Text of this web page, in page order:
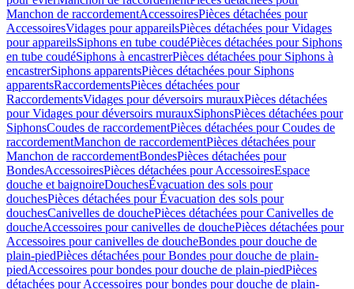
Manchon de raccordementAccessoiresPièces détachées pour
AccessoiresVidages pour appareilsPièces détachées pour Vidages
pour appareilsSiphons en tube coudéPièces détachées pour Siphons
en tube coudéSiphons à encastrerPièces détachées pour Siphons à
encastrerSiphons apparentsPièces détachées pour Siphons
apparentsRaccordementsPièces détachées pour
RaccordementsVidages pour déversoirs murauxPièces détachées
pour Vidages pour déversoirs murauxSiphonsPièces détachées pour
SiphonsCoudes de raccordementPièces détachées pour Coudes de
raccordementManchon de raccordementPièces détachées pour
Manchon de raccordementBondesPièces détachées pour
BondesAccessoiresPièces détachées pour AccessoiresEspace
douche et baignoireDouchesÉvacuation des sols pour
douchesPièces détachées pour Évacuation des sols pour
douchesCanivelles de douchePièces détachées pour Canivelles de
doucheAccessoires pour canivelles de douchePièces détachées pour
Accessoires pour canivelles de doucheBondes pour douche de
plain-piedPièces détachées pour Bondes pour douche de plain-
piedAccessoires pour bondes pour douche de plain-piedPièces
détachées pour Accessoires pour bondes pour douche de plain-